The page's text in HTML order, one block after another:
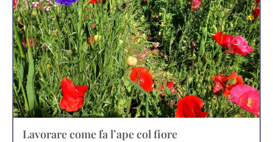
Lavorare come fa l’ape col fiore